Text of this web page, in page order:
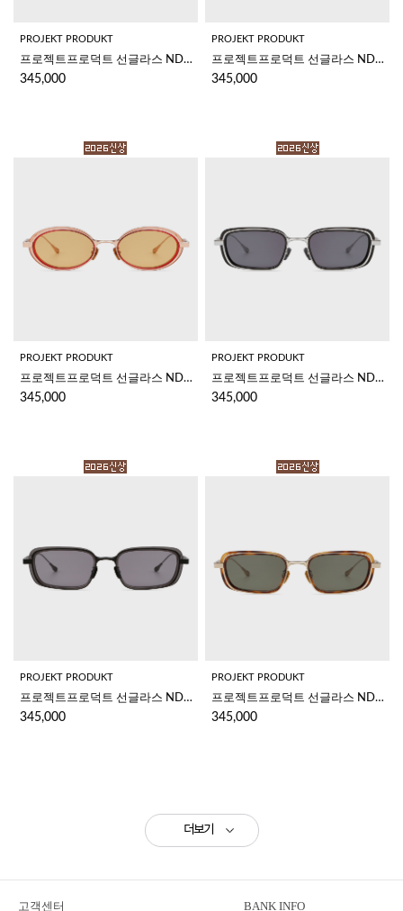
PROJEKT PRODUKT
프로젝트프로덕트 선글라스 NDCC1 C3G
345,000
PROJEKT PRODUKT
프로젝트프로덕트 선글라스 NDCC1 C07G
345,000
PROJEKT PRODUKT
프로젝트프로덕트 선글라스 NDCC1 C08PG
345,000
PROJEKT PRODUKT
프로젝트프로덕트 선글라스 NDCC2 C1WG
345,000
PROJEKT PRODUKT
프로젝트프로덕트 선글라스 NDCC2 C01MBK
345,000
PROJEKT PRODUKT
프로젝트프로덕트 선글라스 NDCC2 C3G(S)
345,000
더보기
고객센터 BANK INFO